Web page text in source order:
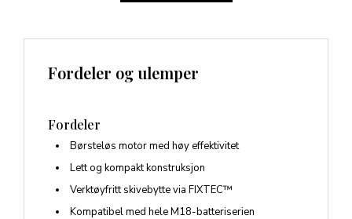
Fordeler og ulemper
Fordeler
Børsteløs motor med høy effektivitet
Lett og kompakt konstruksjon
Verktøyfritt skivebytte via FIXTEC™
Kompatibel med hele M18-batteriserien